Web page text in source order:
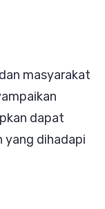
masyarakat
dapat
yang dihadapi